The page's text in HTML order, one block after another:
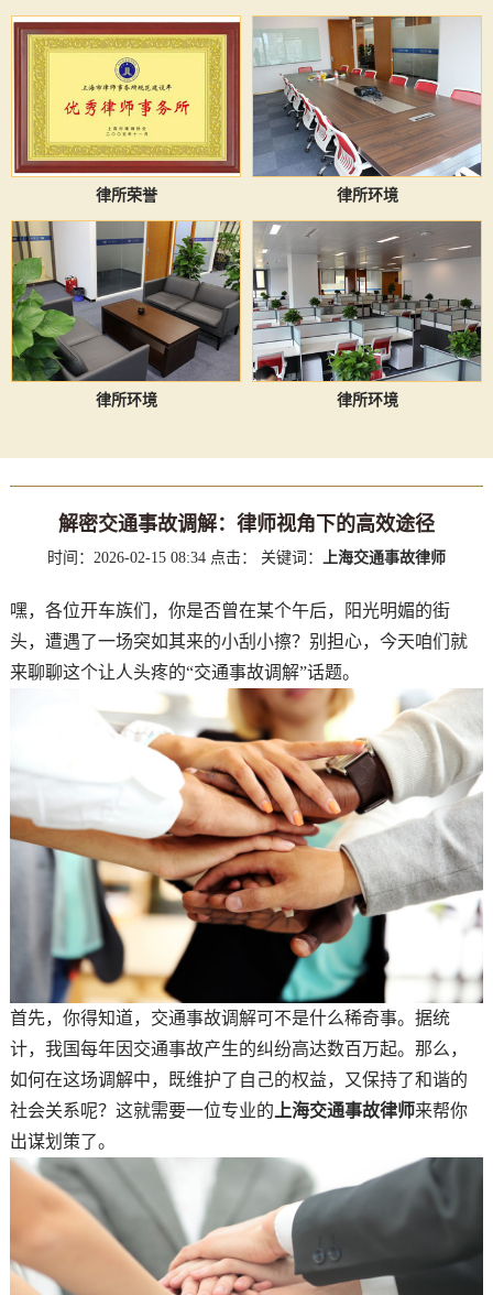
律所荣誉 律所环境
律所环境 律所环境
解密交通事故调解：律师视角下的高效途径
时间：2026-02-15 08:34 点击： 关键词： 上海交通事故律师
嘿，各位开车族们，你是否曾在某个午后，阳光明媚的街
头，遭遇了一场突如其来的小刮小擦？别担心，今天咱们就
来聊聊这个让人头疼的“交通事故调解”话题。
首先，你得知道，交通事故调解可不是什么稀奇事。据统
计，我国每年因交通事故产生的纠纷高达数百万起。那么，
如何在这场调解中，既维护了自己的权益，又保持了和谐的
社会关系呢？这就需要一位专业的 上海交通事故律师来帮你
出谋划策了。